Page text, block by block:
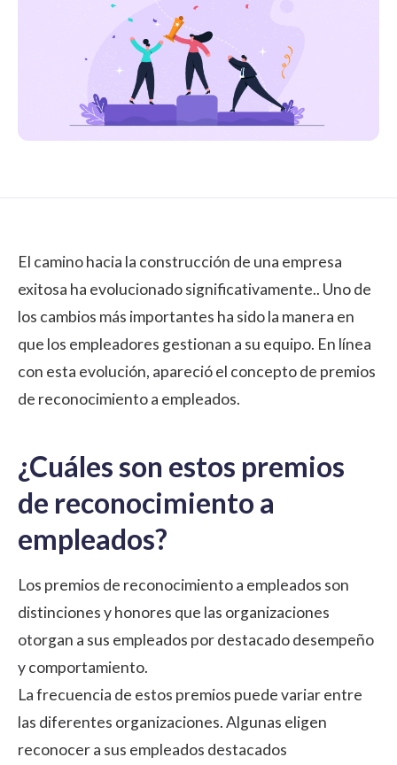
El camino hacia la construcción de una empresa
exitosa ha evolucionado significativamente.. Uno de
los cambios más importantes ha sido la manera en
que los empleadores gestionan a su equipo. En línea
con esta evolución, apareció el concepto de premios
de reconocimiento a empleados.
¿Cuáles son estos premios
de reconocimiento a
empleados?
Los premios de reconocimiento a empleados son
distinciones y honores que las organizaciones
otorgan a sus empleados por destacado desempeño
y comportamiento.
La frecuencia de estos premios puede variar entre
las diferentes organizaciones. Algunas eligen
reconocer a sus empleados destacados